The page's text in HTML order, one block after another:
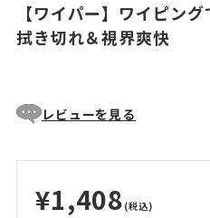
【ワイパー】ワイピン
拭き切れ＆視界爽快
レビューを見る
¥1,408 (税込)